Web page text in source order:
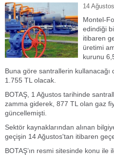
14
Montel-
edindiği
itibaren
üretimi
kurunu
Buna göre santrallerin kullanacağı
1.755 TL olacak.
BOTAŞ, 1 Ağustos tarihinde
zamma giderek, 877 TL olan gaz
güncellemişti.
Sektör kaynaklarından alınan
geçişin 14 Ağustos'tan itibaren
BOTAŞ’ın resmi sitesinde konu ile